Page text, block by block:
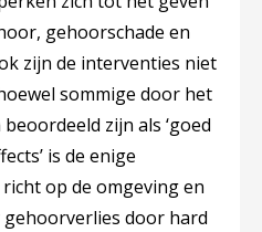
gehoorschade en
zijn de interventies niet
sommige door het
zijn als ‘goed
is de enige
op de omgeving en
door hard